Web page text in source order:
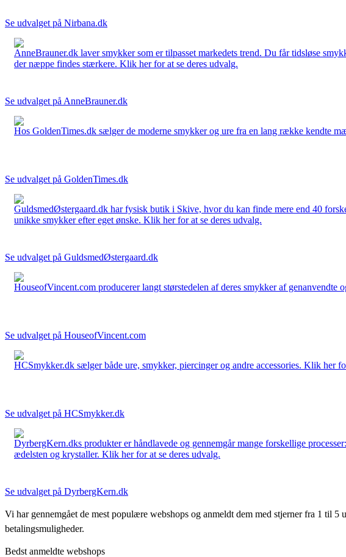
Se udvalget på Nirbana.dk
AnneBrauner.dk laver smykker som er tilpasset markedets trend. Du får tidsløse
der næppe findes stærkere. Klik her for at se deres udvalg.
Se udvalget på AnneBrauner.dk
Hos GoldenTimes.dk sælger de moderne smykker og ure fra en lang række kendte
Se udvalget på GoldenTimes.dk
GuldsmedØstergaard.dk har fysisk butik i Skive, hvor du kan finde mere end 40
unikke smykker efter eget ønske. Klik her for at se deres udvalg.
Se udvalget på GuldsmedØstergaard.dk
HouseofVincent.com producerer langt størstedelen af deres smykker af
Se udvalget på HouseofVincent.com
HCSmykker.dk sælger både ure, smykker, piercinger og andre accessories. Klik her
Se udvalget på HCSmykker.dk
DyrbergKern.dks produkter er håndlavede og gennemgår mange forskellige
ædelsten og krystaller. Klik her for at se deres udvalg.
Se udvalget på DyrbergKern.dk
Vi har gennemgået de mest populære webshops og anmeldt dem med stjerner fra 1 til
betalingsmuligheder.
Bedst anmeldte webshops